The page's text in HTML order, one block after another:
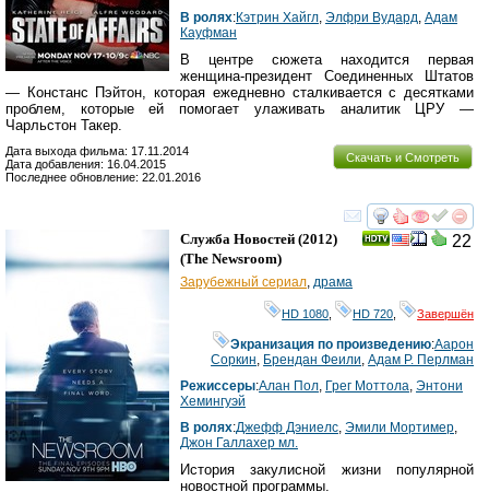
В ролях:Кэтрин Хайгл Элфри Вудард Адам
Кауфман
В центре сюжета находится первая
женщина-президент Соединенных Штатов
— Констанс Пэйтон, которая ежедневно сталкивается с десятками
проблем, которые ей помогает улаживать аналитик ЦРУ —
Чарльстон Такер.
Скачать и Смотреть
Дата выхода фильма: 17.11.2014
Дата добавления: 16.04.2015
Последнее обновление: 22.01.2016
смотреть
22
Служба Новостей (2012)
(The Newsroom)
Зарубежный сериал, драма
HD 1080 HD 720 Завершён
Экранизация по произведению:Аарон
Соркин, Брендан Феили,Адам Р. Перлман
Режиссеры:Алан Пол, Грег Моттола, Энтони
Хемингуэй
В ролях:Джефф Дэниелс, Эмили Мортимер,
Джон Галлахер мл.
История закулисной жизни популярной
новостной программы.